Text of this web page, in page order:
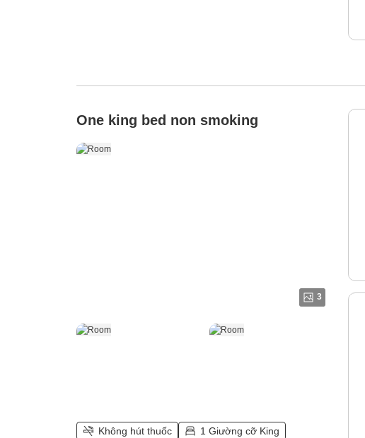
One king bed non smoking
3
Không hút thuốc 1 Giường cỡ King